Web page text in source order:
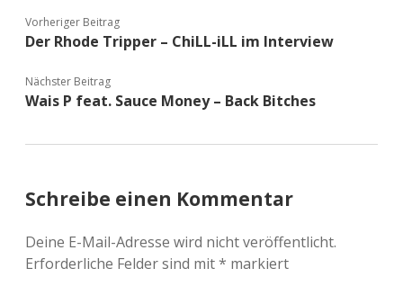
Vorheriger Beitrag
Der Rhode Tripper – ChiLL-iLL im Interview
Nächster Beitrag
Wais P feat. Sauce Money – Back Bitches
Schreibe einen Kommentar
Deine E-Mail-Adresse wird nicht veröffentlicht.
Erforderliche Felder sind mit* markiert